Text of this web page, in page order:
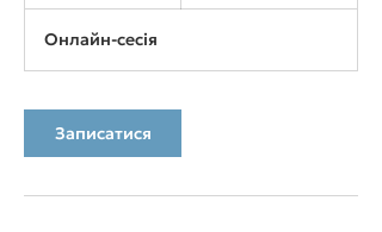
в
Онлайн-сесія
Записатися